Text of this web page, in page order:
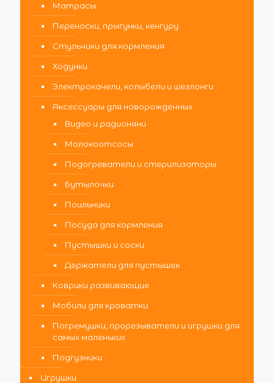
Матрасы
Переноски, прыгунки, кенгуру
Стульчики для кормления
Ходунки
Электрокачели, колыбели и шезлонги
Аксессуары для новорожденных
Видео и радионяни
Молокоотсосы
Подогреватели и стерилизаторы
Бутылочки
Поильники
Посуда для кормления
Пустышки и соски
Держатели для пустышек
Коврики развивающие
Мобили для кроватки
Погремушки, прорезыватели и игрушки для
самых маленьких
Подгузники
Игрушки